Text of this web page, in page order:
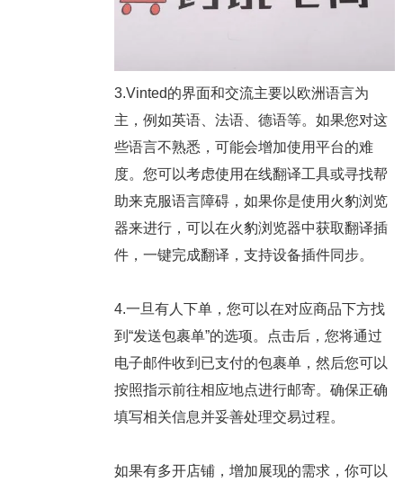
3.Vinted的界面和交流主要以欧洲语言为
主，例如英语、法语、德语等。如果您对这
些语言不熟悉，可能会增加使用平台的难
度。您可以考虑使用在线翻译工具或寻找帮
助来克服语言障碍，如果你是使用火豹浏览
器来进行，可以在火豹浏览器中获取翻译插
件，一键完成翻译，支持设备插件同步。
4.一旦有人下单，您可以在对应商品下方找
到“发送包裹单”的选项。点击后，您将通过
电子邮件收到已支付的包裹单，然后您可以
按照指示前往相应地点进行邮寄。确保正确
填写相关信息并妥善处理交易过程。
如果有多开店铺，增加展现的需求，你可以